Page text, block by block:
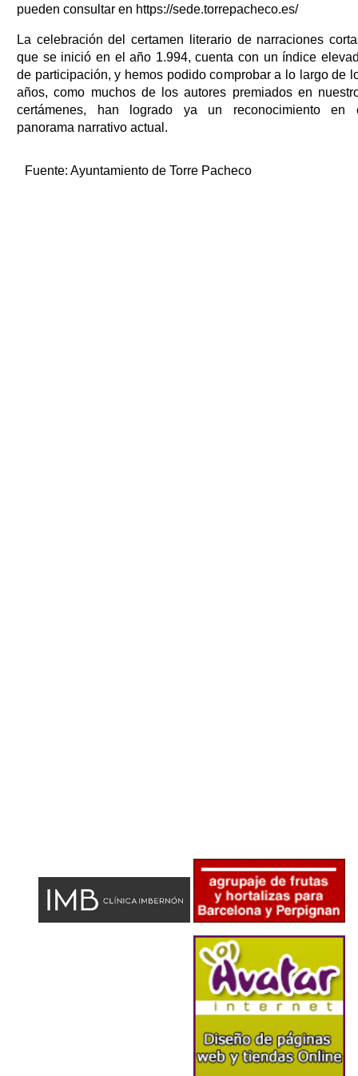
pueden consultar en https://sede.torrepacheco.es/
La celebración del certamen literario de narraciones
que se inició en el año 1.994, cuenta con un índice
de participación, y hemos podido comprobar a lo largo de
años, como muchos de los autores premiados en
certámenes, han logrado ya un reconocimiento en
panorama narrativo actual.
Fuente: Ayuntamiento de Torre Pacheco